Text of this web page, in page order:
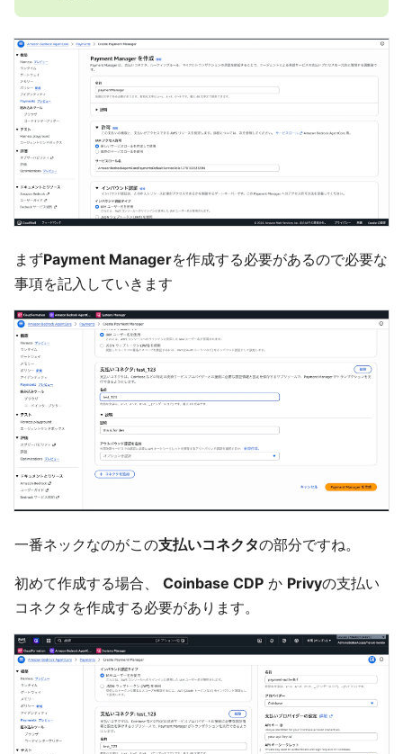
まずPayment Managerを作成する必要があるので必要な
事項を記入していきます
一番ネックなのがこの支払いコネクタの部分ですね。
初めて作成する場合、 Coinbase CDP か Privyの支払い
コネクタを作成する必要があります。